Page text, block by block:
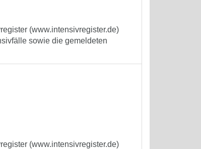
(www.intensivregister.de)
sowie die gemeldeten
(www.intensivregister.de)